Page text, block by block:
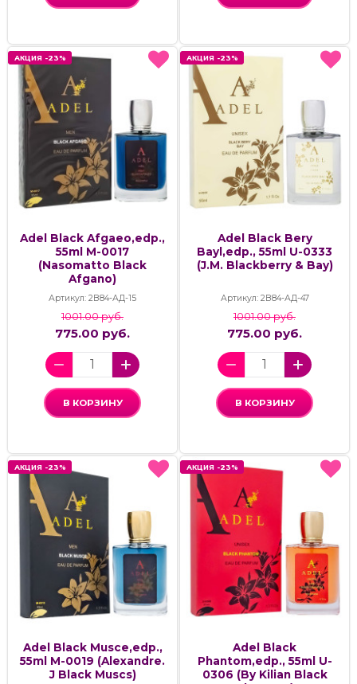
АКЦИЯ -23%
Adel Black Afgaeo,edp.,
55ml M-0017
(Nasomatto Black
Afgano)
Артикул: 2В84-АД-15
АКЦИЯ -23%
1001.00 руб.
775.00 руб.
В КОРЗИНУ
АКЦИЯ -23%
Adel Black Bery
Bayl,edp., 55ml U-0333
(J.M. Blackberry & Bay)
Артикул: 2В84-АД-47
АКЦИЯ -23%
1001.00 руб.
775.00 руб.
В КОРЗИНУ
АКЦИЯ -23%
Adel Black Musce,edp.,
55ml M-0019 (Alexandre.
J Black Muscs)
АКЦИЯ -23% АКЦИЯ -23%
Adel Black
Phantom,edp., 55ml U-
0306 (By Kilian Black
АКЦИЯ -23%